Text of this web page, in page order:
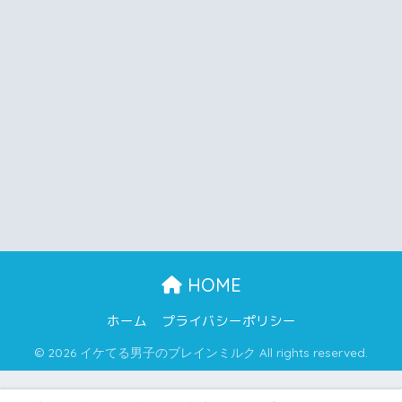
HOME
ホーム プライバシーポリシー
© 2026 イケてる男子のブレインミルク All rights reserved.